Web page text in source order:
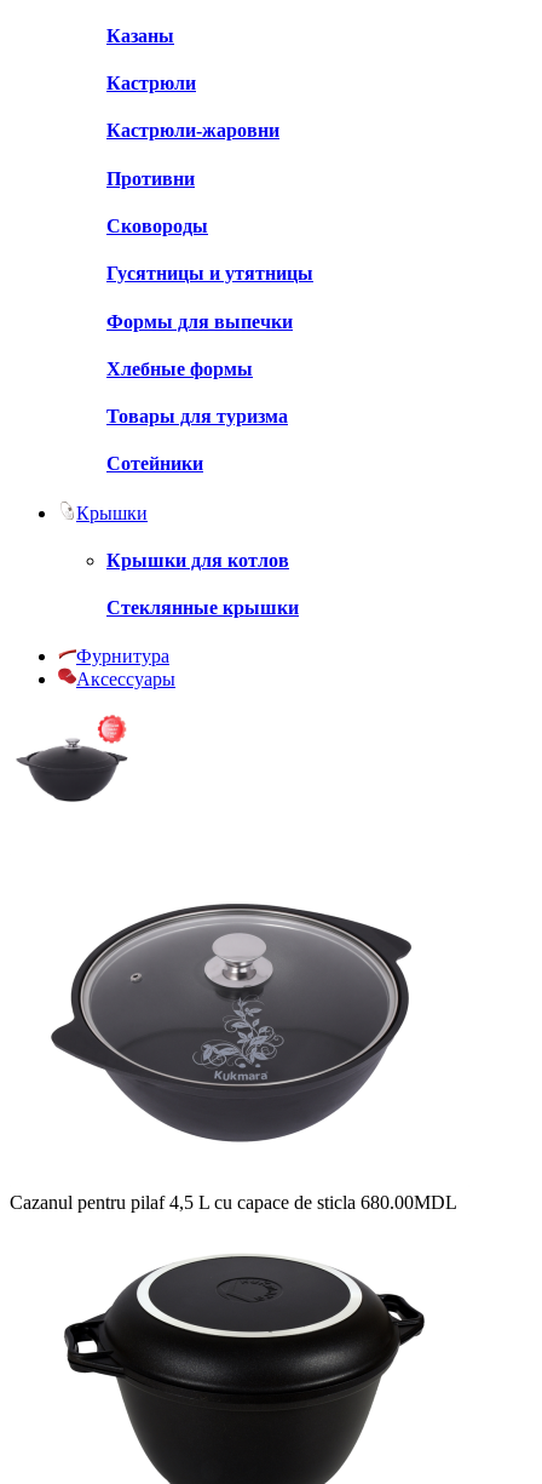
Казаны
Кастрюли
Кастрюли-жаровни
Противни
Сковороды
Гусятницы и утятницы
Формы для выпечки
Хлебные формы
Товары для туризма
Сотейники
Крышки
Крышки для котлов
Стеклянные крышки
Фурнитура
Аксессуары
Cazanul pentru pilaf 4,5 L cu сapace de sticla 680.00MDL